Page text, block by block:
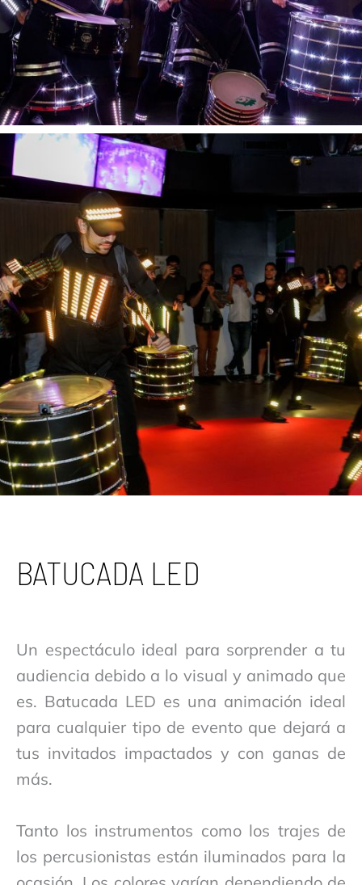
BATUCADA LED
Un espectáculo ideal para sorprender a tu
audiencia debido a lo visual y animado que
es. Batucada LED es una animación ideal
para cualquier tipo de evento que dejará a
tus invitados impactados y con ganas de
más.
Tanto los instrumentos como los trajes de
los percusionistas están iluminados para la